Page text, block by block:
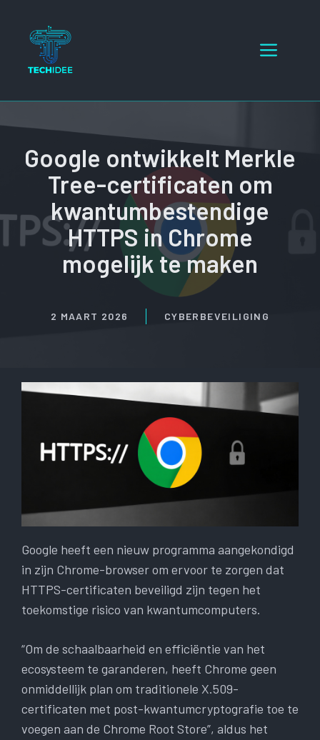
inhoud
Menu
Google ontwikkelt Merkle
Tree-certificaten om
kwantumbestendige
HTTPS in Chrome
mogelijk te maken
2 MAART 2026 CYBERBEVEILIGING
Google heeft een nieuw programma aangekondigd
in zijn Chrome-browser om ervoor te zorgen dat
HTTPS-certificaten beveiligd zijn tegen het
toekomstige risico van kwantumcomputers.
“Om de schaalbaarheid en efficiëntie van het
ecosysteem te garanderen, heeft Chrome geen
onmiddellijk plan om traditionele X.509-
certificaten met post-kwantumcryptografie toe te
voegen aan de Chrome Root Store”, aldus het